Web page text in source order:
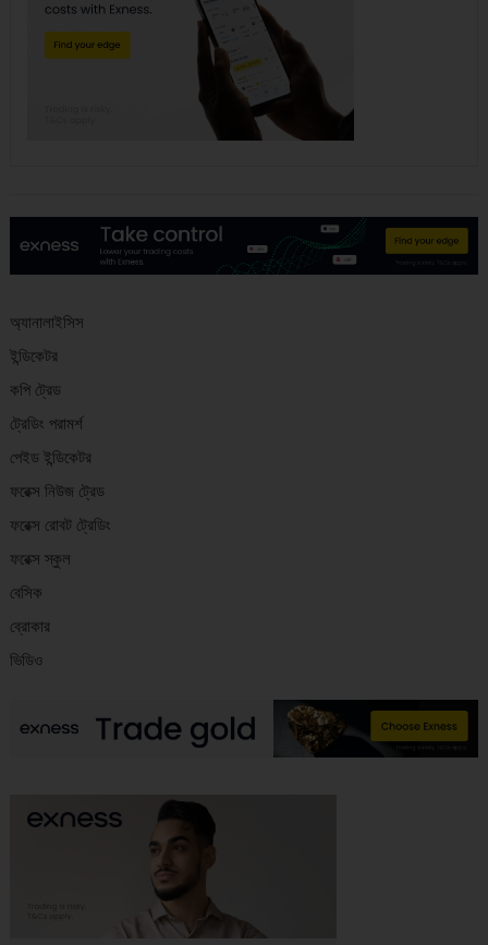
অ্যানালাইসিস
ইন্ডিকেটর
কপি ট্রেড
ট্রেডিং পরামর্শ
পেইড ইন্ডিকেটর
ফরেক্স নিউজ ট্রেড
ফরেক্স রোবট ট্রেডিং
ফরেক্স স্কুল
বেসিক
ব্রোকার
ভিডিও